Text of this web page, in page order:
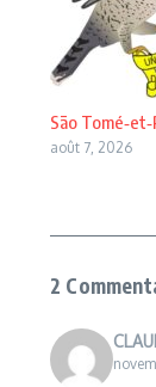
São
août 7, 2026
2